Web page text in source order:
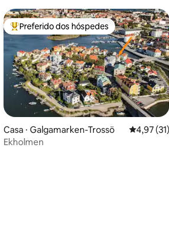
Entre os melhores preferidos dos hóspedes
Preferido dos hóspedes
Casa ⋅ Galgamarken-Trossö 4,97 de
4,97 (31)
Ekholmen